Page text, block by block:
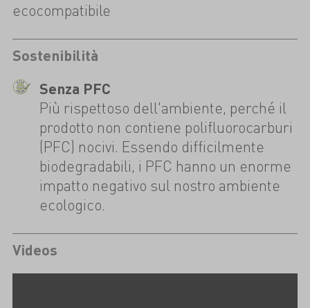
ecocompatibile
Sostenibilità
Senza PFC
Più rispettoso dell'ambiente, perché il
prodotto non contiene polifluorocarburi
(PFC) nocivi. Essendo difficilmente
biodegradabili, i PFC hanno un enorme
impatto negativo sul nostro ambiente
ecologico.
Videos